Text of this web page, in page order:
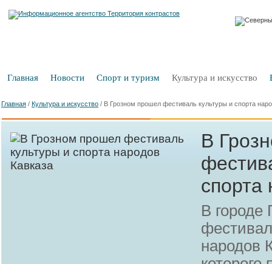
Главная Новости Спорт и туризм Культура и искусство
Главная / Культура и искусство / В Грозном прошел фестиваль культуры и спорта
В
спорта
В городе
народов